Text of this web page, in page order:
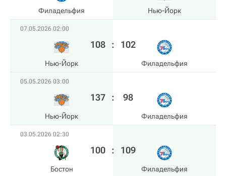
Филадельфия Нью-Йорк
07.05.2026 02:00
Нью-Йорк
108 : 102
Филадельфия
05.05.2026 03:00
Нью-Йорк
137 : 98
Филадельфия
03.05.2026 02:30
Бостон
100 : 109
Филадельфия